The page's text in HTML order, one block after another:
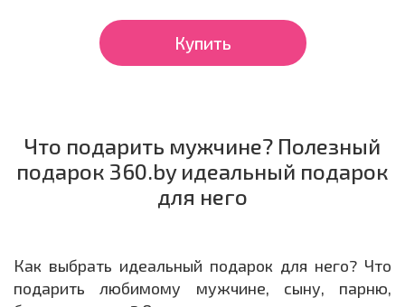
Купить
Что подарить мужчине? Полезный
подарок 360.by идеальный подарок
для него
Как выбрать идеальный подарок для него? Что
подарить любимому мужчине, сыну, парню,